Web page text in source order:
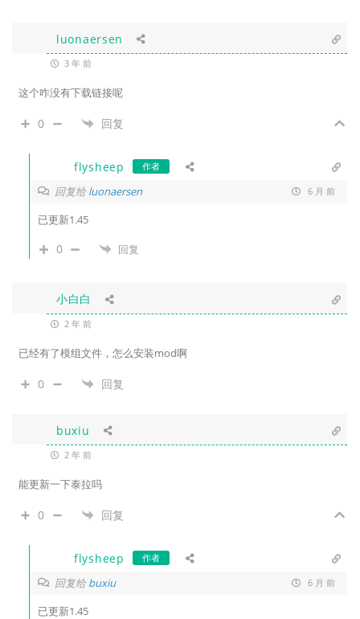
luonaersen
3 年 前
这个咋没有下载链接呢
0 回复
flysheep 作者
回复给luonaersen 6 月 前
已更新1.45
0 回复
小白白
2 年 前
已经有了模组文件，怎么安装mod啊
0 回复
buxiu
2 年 前
能更新一下泰拉吗
0 回复
flysheep 作者
回复给buxiu 6 月 前
已更新1.45